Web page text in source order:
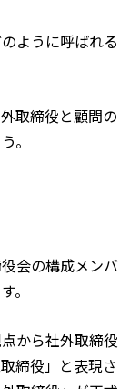
ように呼ばれる
取締役と顧問の
。
会の構成メンバ
。
から社外取締役
締役」と表現さ